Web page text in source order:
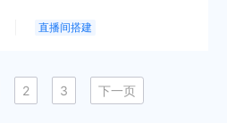
直播间搭建
2 3 下一页